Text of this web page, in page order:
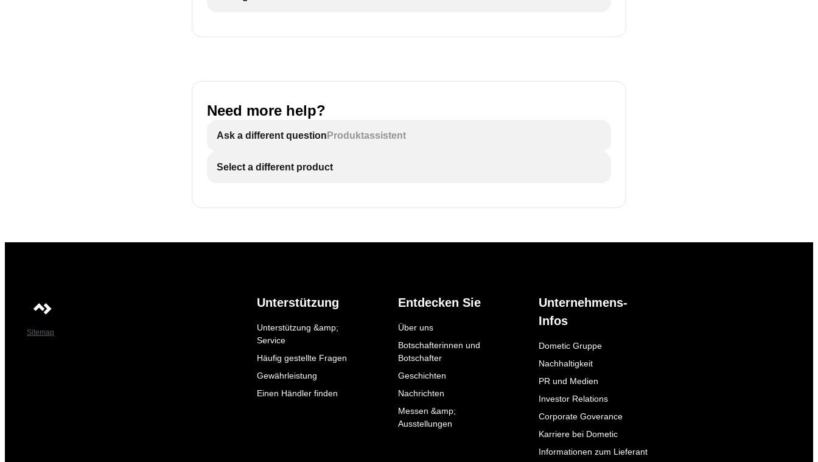
Need more help?
Ask a different question Produktassistent
Select a different product
Sitemap
Unterstützung
Unterstützung &amp;
Service
Häufig gestellte Fragen
Gewährleistung
Einen Händler finden
Entdecken Sie
Über uns
Botschafterinnen und
Botschafter
Geschichten
Nachrichten
Messen &amp;
Ausstellungen
Unternehmens-
Infos
Dometic Gruppe
Nachhaltigkeit
PR und Medien
Investor Relations
Corporate Goverance
Karriere bei Dometic
Informationen zum Lieferant